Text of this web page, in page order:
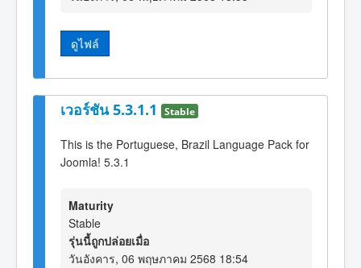
ดูไฟล์
เวอร์ชัน 5.3.1.1 Stable
This is the Portuguese, Brazil Language Pack for
Joomla! 5.3.1
Maturity
Stable
รุ่นนี้ถูกปล่อยเมื่อ
วันอังคาร, 06 พฤษภาคม 2568 18:54